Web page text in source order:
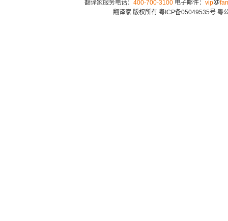
翻译家服务电话： 400-700-3100电子邮件： vip
翻译家 版权所有 粤ICP备05049535号 粤